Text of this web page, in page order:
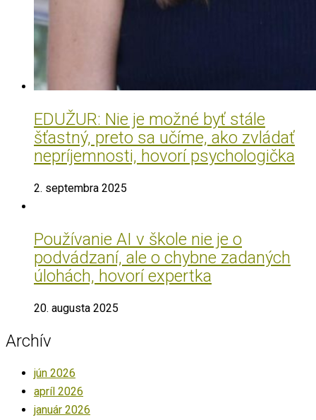
EDUŽUR: Nie je možné byť stále
šťastný, preto sa učíme, ako zvládať
nepríjemnosti, hovorí psychologička
2. septembra 2025
Používanie AI v škole nie je o
podvádzaní, ale o chybne zadaných
úlohách, hovorí expertka
20. augusta 2025
Archív
jún 2026
apríl 2026
január 2026